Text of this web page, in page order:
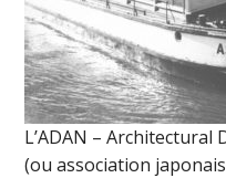
L’ADAN –
(ou association